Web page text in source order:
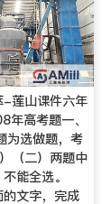
-莲山课件六年
年高考题一、
为选做题，考
（二）两题中
能全选。
的文字，完成